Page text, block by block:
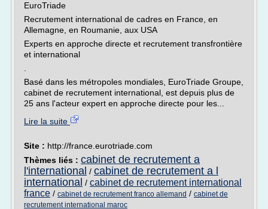
EuroTriade
Recrutement international de cadres en France, en
Allemagne, en Roumanie, aux USA
Experts en approche directe et recrutement transfrontière
et international
Basé dans les métropoles mondiales, EuroTriade Groupe,
cabinet de recrutement international, est depuis plus de
25 ans l'acteur expert en approche directe pour les...
Lire la suite
Site : http://france.eurotriade.com
Thèmes liés : cabinet de recrutement a
l'international / cabinet de recrutement a l
international / cabinet de recrutement international
france / cabinet de recrutement franco allemand / cabinet de
recrutement international maroc